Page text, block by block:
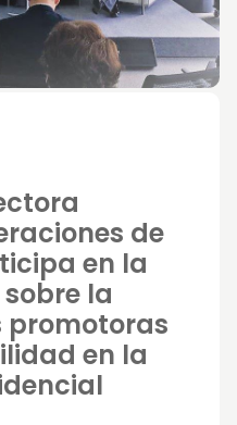
de
en la
la
promotoras
en la